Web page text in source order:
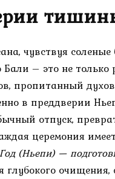
чувствуя
Бали – это не
пропитанный
в преддверии
отпуск,
церемония
(Ньепи) —
глубокого